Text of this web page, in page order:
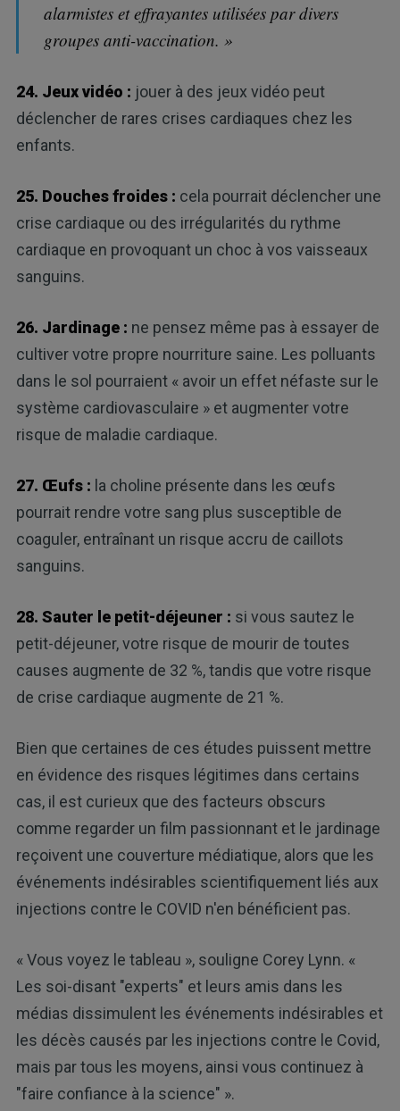
alarmistes et effrayantes utilisées par divers
groupes anti-vaccination. »
24. Jeux vidéo : jouer à des jeux vidéo peut
déclencher de rares crises cardiaques chez les
enfants.
25. Douches froides : cela pourrait déclencher une
crise cardiaque ou des irrégularités du rythme
cardiaque en provoquant un choc à vos vaisseaux
sanguins.
26. Jardinage : ne pensez même pas à essayer de
cultiver votre propre nourriture saine. Les polluants
dans le sol pourraient « avoir un effet néfaste sur le
système cardiovasculaire » et augmenter votre
risque de maladie cardiaque.
27. Œufs : la choline présente dans les œufs
pourrait rendre votre sang plus susceptible de
coaguler, entraînant un risque accru de caillots
sanguins.
28. Sauter le petit-déjeuner : si vous sautez le
petit-déjeuner, votre risque de mourir de toutes
causes augmente de 32 %, tandis que votre risque
de crise cardiaque augmente de 21 %.
Bien que certaines de ces études puissent mettre
en évidence des risques légitimes dans certains
cas, il est curieux que des facteurs obscurs
comme regarder un film passionnant et le jardinage
reçoivent une couverture médiatique, alors que les
événements indésirables scientifiquement liés aux
injections contre le COVID n'en bénéficient pas.
« Vous voyez le tableau », souligne Corey Lynn. «
Les soi-disant "experts" et leurs amis dans les
médias dissimulent les événements indésirables et
les décès causés par les injections contre le Covid,
mais par tous les moyens, ainsi vous continuez à
"faire confiance à la science" ».